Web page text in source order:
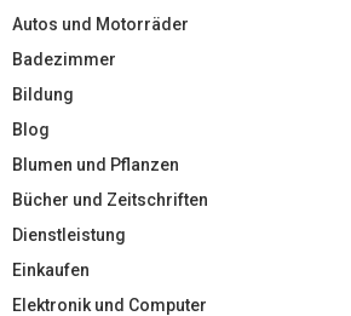
Autos und Motorräder
Badezimmer
Bildung
Blog
Blumen und Pflanzen
Bücher und Zeitschriften
Dienstleistung
Einkaufen
Elektronik und Computer